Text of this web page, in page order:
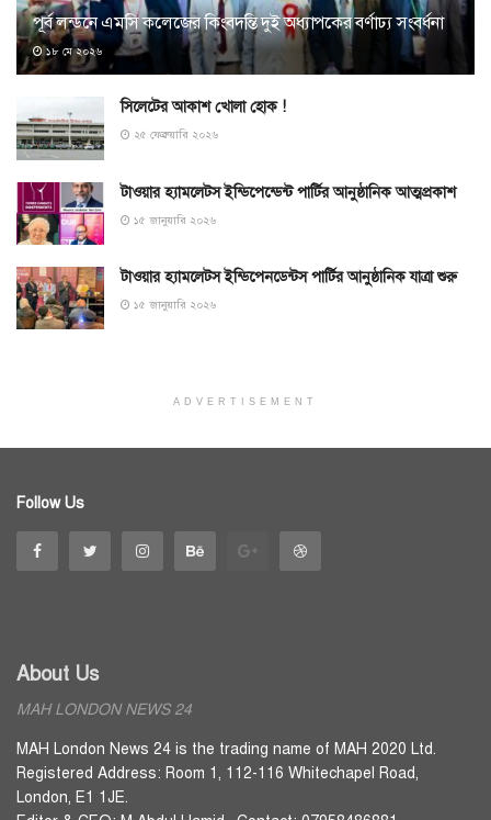
পূর্ব লন্ডনে এমসি কলেজের কিংবদন্তি দুই অধ্যাপকের বর্ণাঢ্য সংবর্ধনা
১৮ মে ২০২৬
সিলেটের আকাশ খোলা হোক !
২৫ ফেব্রুয়ারি ২০২৬
টাওয়ার হ্যামলেটস ইন্ডিপেন্ডেন্ট পার্টির আনুষ্ঠানিক আত্মপ্রকাশ
১৫ জানুয়ারি ২০২৬
টাওয়ার হ্যামলেটস ইন্ডিপেনডেন্টস পার্টির আনুষ্ঠানিক যাত্রা শুরু
১৫ জানুয়ারি ২০২৬
ADVERTISEMENT
Follow Us
About Us
MAH LONDON NEWS 24
MAH London News 24 is the trading name of MAH 2020 Ltd.
Registered Address: Room 1, 112-116 Whitechapel Road,
London, E1 1JE.